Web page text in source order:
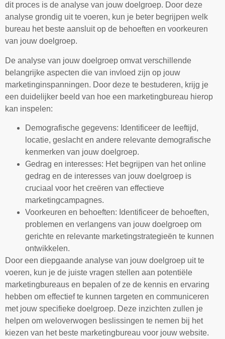
dit proces is de analyse van jouw doelgroep. Door deze
analyse grondig uit te voeren, kun je beter begrijpen welk
bureau het beste aansluit op de behoeften en voorkeuren
van jouw doelgroep.
De analyse van jouw doelgroep omvat verschillende
belangrijke aspecten die van invloed zijn op jouw
marketinginspanningen. Door deze te bestuderen, krijg je
een duidelijker beeld van hoe een marketingbureau hierop
kan inspelen:
Demografische gegevens: Identificeer de leeftijd,
locatie, geslacht en andere relevante demografische
kenmerken van jouw doelgroep.
Gedrag en interesses: Het begrijpen van het online
gedrag en de interesses van jouw doelgroep is
cruciaal voor het creëren van effectieve
marketingcampagnes.
Voorkeuren en behoeften: Identificeer de behoeften,
problemen en verlangens van jouw doelgroep om
gerichte en relevante marketingstrategieën te kunnen
ontwikkelen.
Door een diepgaande analyse van jouw doelgroep uit te
voeren, kun je de juiste vragen stellen aan potentiële
marketingbureaus en bepalen of ze de kennis en ervaring
hebben om effectief te kunnen targeten en communiceren
met jouw specifieke doelgroep. Deze inzichten zullen je
helpen om weloverwogen beslissingen te nemen bij het
kiezen van het beste marketingbureau voor jouw website.